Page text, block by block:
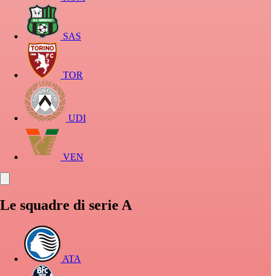
SAS
TOR
UDI
VEN
Le squadre di serie A
ATA